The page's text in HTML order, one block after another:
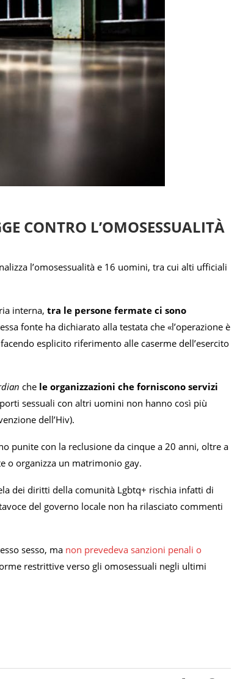
CONTRO L’OMOSESSUALITÀ
l’omosessualità e 16 uomini, tra cui alti ufficiali
interna, tra le persone fermate ci sono
fonte ha dichiarato alla testata che «l’operazione è
esplicito riferimento alle caserme dell’esercito
che le organizzazioni che forniscono servizi
sessuali con altri uomini non hanno così più
dell’Hiv).
punite con la reclusione da cinque a 20 anni, oltre a
o organizza un matrimonio gay.
dei diritti della comunità Lgbtq+ rischia infatti di
del governo locale non ha rilasciato commenti
sesso, ma non prevedeva sanzioni penali o
restrittive verso gli omosessuali negli ultimi